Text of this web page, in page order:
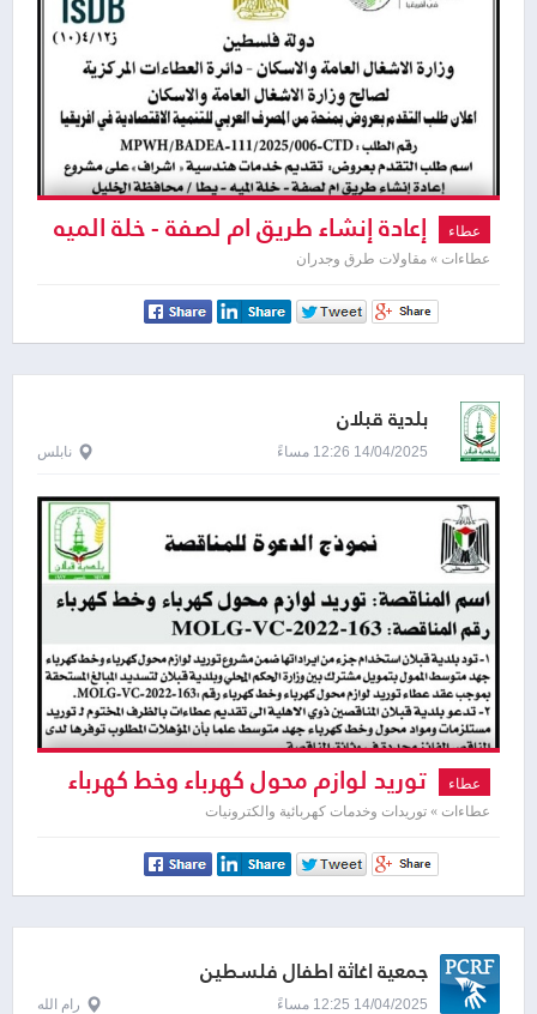
عطاء إعادة إنشاء طريق ام لصفة - خلة الميه
- يطا
عطاءات » مقاولات طرق وجدران
بلدية قبلان
14/04/2025 12:26 مساءً نابلس
عطاء توريد لوازم محول كهرباء وخط كهرباء
عطاءات » توريدات وخدمات كهربائية والكترونيات
جمعية اغاثة اطفال فلسطين
14/04/2025 12:25 مساءً رام الله